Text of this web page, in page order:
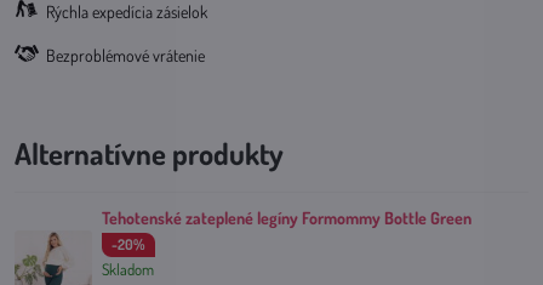
Rýchla expedícia zásielok
Bezproblémové vrátenie
Alternatívne produkty
Tehotenské zateplené legíny Formommy Bottle Green
-20%
Skladom